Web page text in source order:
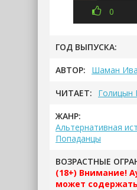
0
ГОД ВЫПУСКА:
АВТОР: Шаман
ЧИТАЕТ: Голицын
ЖАНР:
Альтернативная
Попаданцы
ВОЗРАСТНЫЕ
(18+) Внимание!
может